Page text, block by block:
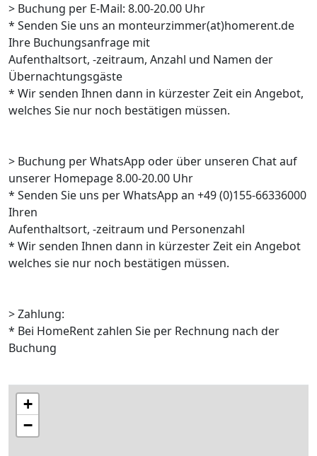
> Buchung per E-Mail: 8.00-20.00 Uhr
* Senden Sie uns an monteurzimmer(at)homerent.de
Ihre Buchungsanfrage mit
Aufenthaltsort, -zeitraum, Anzahl und Namen der
Übernachtungsgäste
* Wir senden Ihnen dann in kürzester Zeit ein Angebot,
welches Sie nur noch bestätigen müssen.
> Buchung per WhatsApp oder über unseren Chat auf
unserer Homepage 8.00-20.00 Uhr
* Senden Sie uns per WhatsApp an +49 (0)155-66336000
Ihren
Aufenthaltsort, -zeitraum und Personenzahl
* Wir senden Ihnen dann in kürzester Zeit ein Angebot
welches sie nur noch bestätigen müssen.
> Zahlung:
* Bei HomeRent zahlen Sie per Rechnung nach der
Buchung
+
−